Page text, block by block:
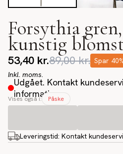
Forsythia gren,
kunstig
53,40 kr.89,00kr. Spar 40
Inkl. moms.
Udgået. Kontakt
information
Vises også i: Påske
Leveringstid: Kontakt